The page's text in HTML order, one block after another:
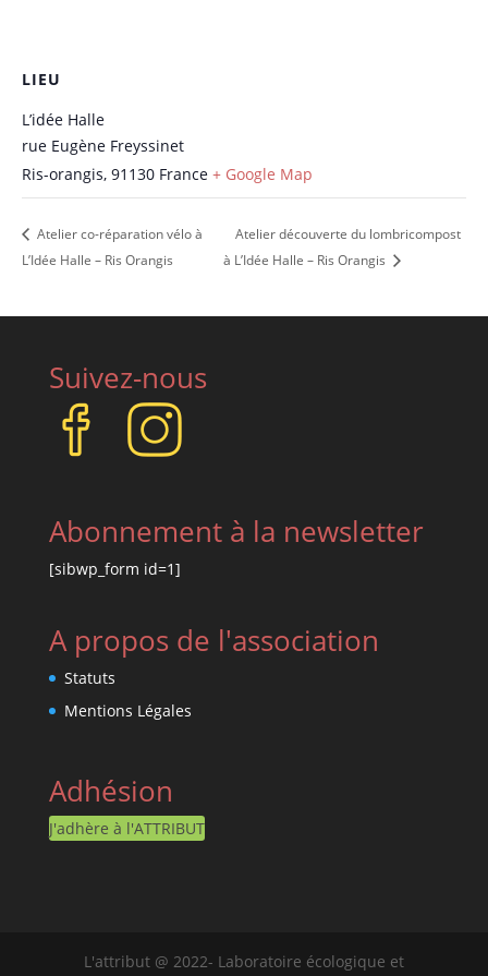
LIEU
L’idée Halle
rue Eugène Freyssinet
Ris-orangis, 91130 France + Google Map
Atelier co-réparation vélo à
L’Idée Halle – Ris Orangis
Atelier découverte du lombricompost
à L’Idée Halle – Ris Orangis
Suivez-nous
Abonnement à la newsletter
[sibwp_form id=1]
A propos de l'association
Statuts
Mentions Légales
Adhésion
J'adhère à l'ATTRIBUT
L'attribut @ 2022- Laboratoire écologique et